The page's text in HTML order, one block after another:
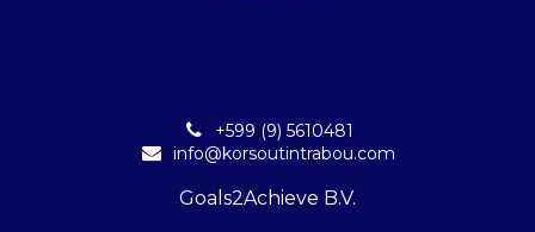
+599 (9) 5610481
info@korsoutintrabou.com
Goals2Achieve B.V.